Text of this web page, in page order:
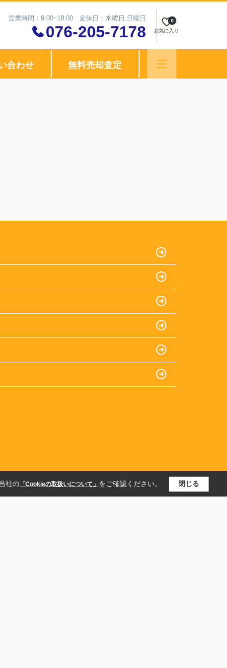
営業時間：9:00~18:00 定休日：水曜日,日曜日
076-205-7178 お気に入り
0
合わせ 無料売却査定
社の「Cookieの取扱いについて」 をご確認ください。 閉じる